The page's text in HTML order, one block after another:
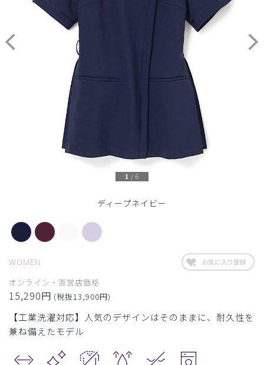
ディープネイビー
1 / 6
WOMEN
オンライン・直営店価格
15,290円 (税抜13,900円)
【工業洗濯対応】人気のデザインはそのままに、耐久性を
兼ね備えたモデル